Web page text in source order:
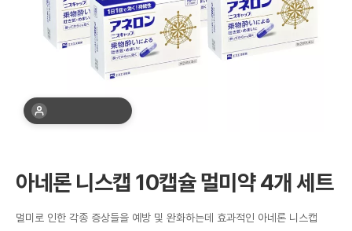
아네론 니스캡 10캡슐 멀미약 4개 세트
멀미로 인한 각종 증상들을 예방 및 완화하는데 효과적인 아네론 니스캡